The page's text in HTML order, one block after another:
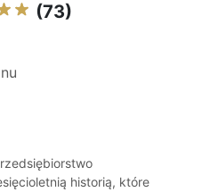
(73)
historią, które